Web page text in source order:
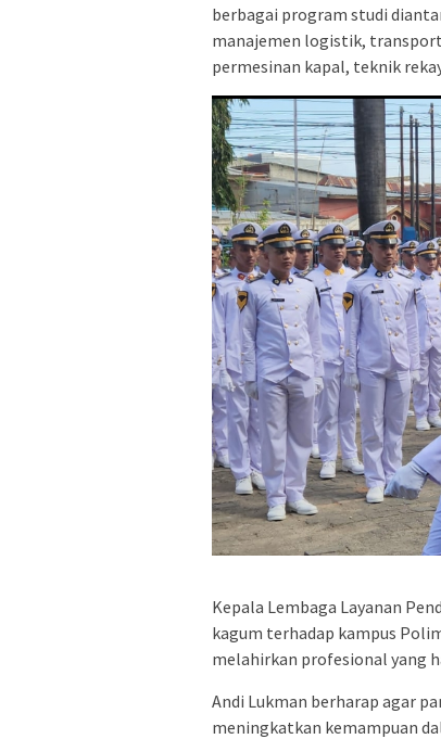
berbagai program studi
manajemen logistik,
permesinan kapal, teknik
Kepala Lembaga Layanan
kagum terhadap kampus
melahirkan profesional yang
Andi Lukman berharap agar
meningkatkan kemampuan